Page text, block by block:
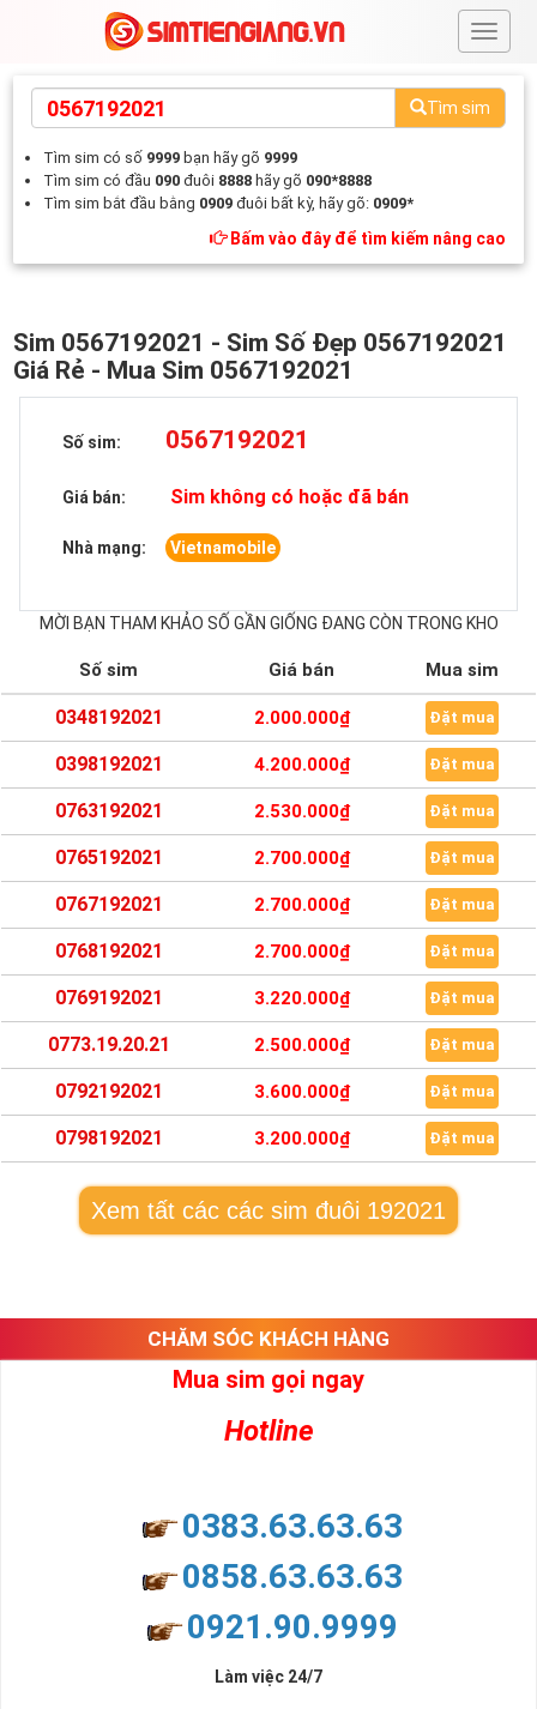
#
Tìm sim
Tìm sim có số 9999 bạn hãy gõ 9999
Tìm sim có đầu 090 đuôi 8888 hãy gõ 090*8888
Tìm sim bắt đầu bằng 0909 đuôi bất kỳ, hãy gõ: 0909*
Bấm vào đây để tìm kiếm nâng cao
Sim 0567192021 - Sim Số Đẹp 0567192021
Giá Rẻ - Mua Sim 0567192021
Số sim: 0567192021
Giá bán: Sim không có hoặc đã bán
Nhà mạng: Vietnamobile
MỜI BẠN THAM KHẢO SỐ GẦN GIỐNG ĐANG CÒN TRONG KHO
Số sim Giá bán Mua sim
0348192021 2.000.000₫ Đặt mua
0398192021 4.200.000₫ Đặt mua
0763192021 2.530.000₫ Đặt mua
0765192021 2.700.000₫ Đặt mua
0767192021 2.700.000₫ Đặt mua
0768192021 2.700.000₫ Đặt mua
0769192021 3.220.000₫ Đặt mua
0773.19.20.21 2.500.000₫ Đặt mua
0792192021 3.600.000₫ Đặt mua
0798192021 3.200.000₫ Đặt mua
Xem tất các các sim đuôi 192021
CHĂM SÓC KHÁCH HÀNG
Mua sim gọi ngay
Hotline
0383.63.63.63
0858.63.63.63
0921.90.9999
Làm việc 24/7